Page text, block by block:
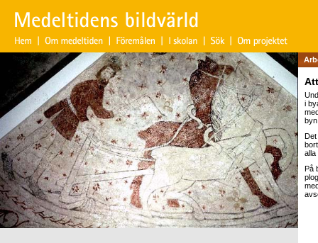
i
Det
alla
På